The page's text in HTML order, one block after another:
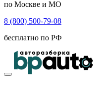
по Москве и МО
8 (800) 500-79-08
бесплатно по РФ